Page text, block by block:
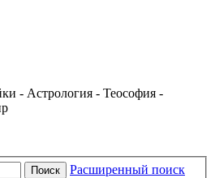
- Астрология - Теософия -
Поиск Расширенный поиск